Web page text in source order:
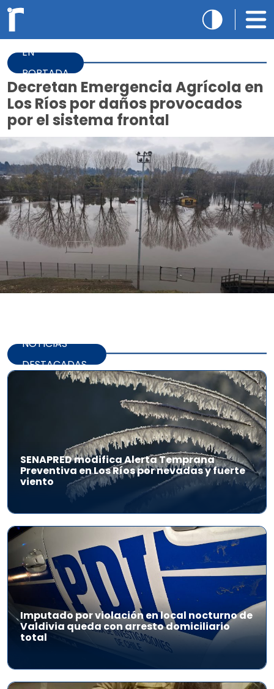
EN
PORTADA
Decretan Emergencia Agrícola en
Los Ríos por daños provocados
por el sistema frontal
NOTICIAS
DESTACADAS
SENAPRED modifica Alerta Temprana
Preventiva en Los Ríos por nevadas y fuerte
viento
Imputado por violación en local nocturno de
Valdivia queda con arresto domiciliario
total